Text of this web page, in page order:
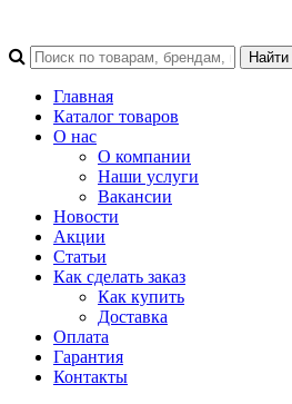
Главная
Каталог товаров
О нас
О компании
Наши услуги
Вакансии
Новости
Акции
Статьи
Как сделать заказ
Как купить
Доставка
Оплата
Гарантия
Контакты